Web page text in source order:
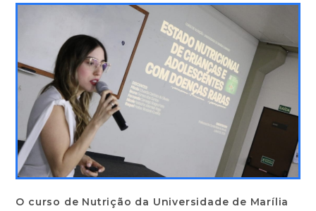
O curso de Nutrição da Universidade de Marília